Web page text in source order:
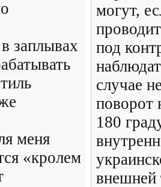
заплывах
меня
«кролем
могут,
под
случае
поворот
180